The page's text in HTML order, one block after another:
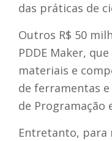
das práticas de
Outros R$ 50
PDDE Maker,
materiais e
de ferramentas e
de Programação
Entretanto, para